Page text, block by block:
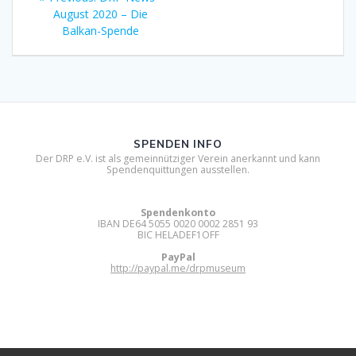
post:
August 2020 – Die
Balkan-Spende
SPENDEN INFO
Der DRP e.V. ist als gemeinnütziger Verein anerkannt und kann
Spendenquittungen ausstellen.
Spendenkonto
IBAN DE64 5055 0020 0002 2851 93
BIC HELADEF1OFF
PayPal
http://paypal.me/drpmuseum